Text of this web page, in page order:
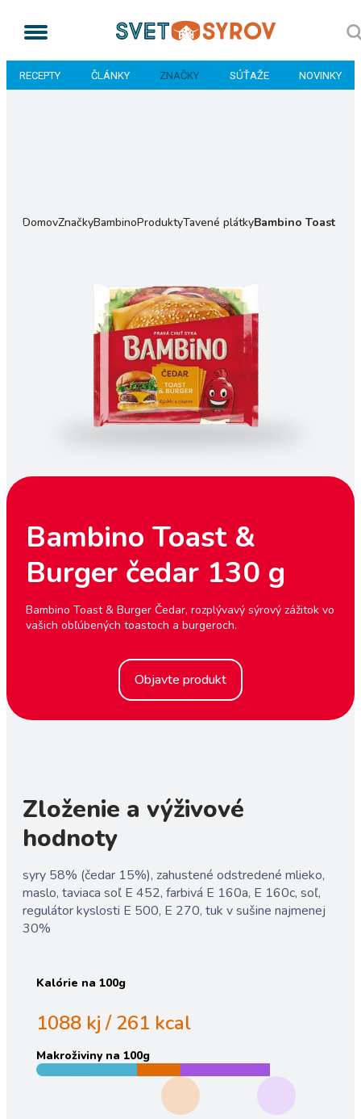
RECEPTY ČLÁNKY ZNAČKY SÚŤAŽE NOVINKY
DomovZnačkyBambinoProduktyTavené plátkyBambino Toast &
Bambino Toast &
Burger čedar 130 g
Bambino Toast & Burger Čedar, rozplývavý sýrový zážitok vo
vašich obľúbených toastoch a burgeroch.
Objavte produkt
Zloženie a výživové
hodnoty
syry 58% (čedar 15%), zahustené odstredené mlieko,
maslo, taviaca soľ E 452, farbivá E 160a, E 160c, soľ,
regulátor kyslosti E 500, E 270, tuk v sušine najmenej
30%
Kalórie na 100g
1088 kj / 261 kcal
Makroživiny na 100g